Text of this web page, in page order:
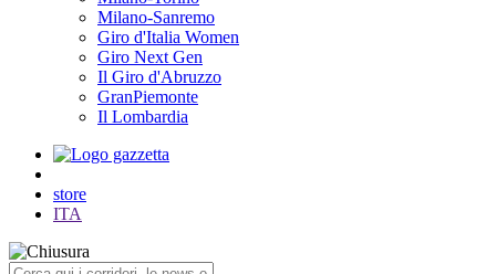
Milano-Sanremo
Giro d'Italia Women
Giro Next Gen
Il Giro d'Abruzzo
GranPiemonte
Il Lombardia
store
ITA